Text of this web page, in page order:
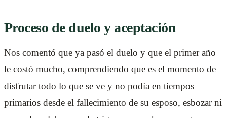
Proceso de duelo y aceptación
Nos comentó que ya pasó el duelo y que el primer año
le costó mucho, comprendiendo que es el momento de
disfrutar todo lo que se ve y no podía en tiempos
primarios desde el fallecimiento de su esposo, esbozar ni